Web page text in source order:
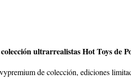
ultrarrealistas Hot Toys de
de colección, ediciones